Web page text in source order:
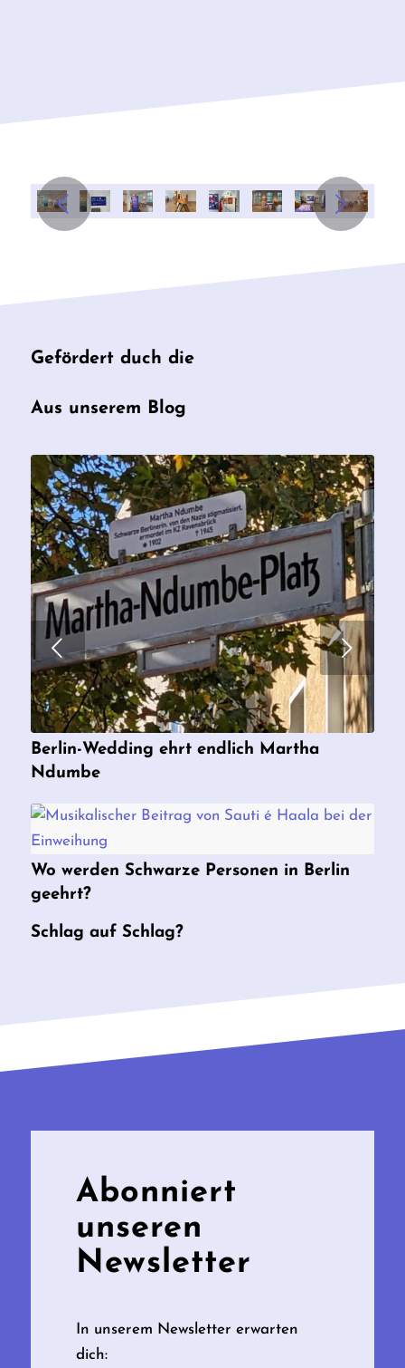
Weiter
Gefördert duch die
Aus unserem Blog
Berlin-Wedding ehrt endlich Martha
Ndumbe
Wo werden Schwarze Personen in Berlin
geehrt?
Schlag auf Schlag?
Weiter
Abonniert
unseren
Newsletter
In unserem Newsletter erwarten
dich: